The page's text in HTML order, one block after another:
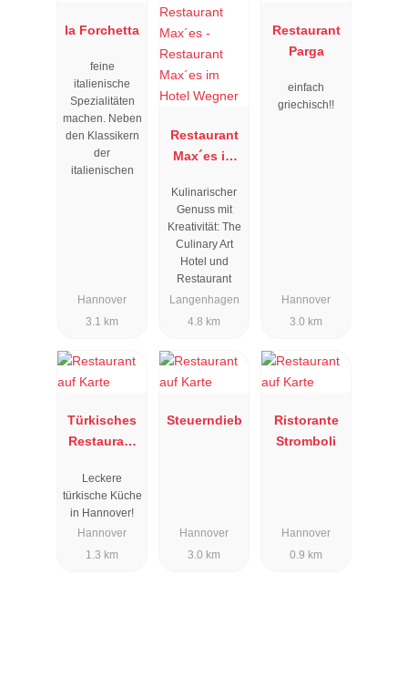
la Forchetta
feine
italienische
Spezialitäten
machen. Neben
den Klassikern
der
italienischen
Hannover
3.1 km
Restaurant
Max´es im
Wegner
Kulinarischer
Genuss mit
Kreativität: The
Culinary Art
Hotel und
Restaurant
Langenhagen
4.8 km
Restaurant
Parga
einfach
griechisch!!
Hannover
3.0 km
Türkisches
Restaurant
Leckere
türkische Küche
in Hannover!
Hannover
1.3 km
Steuerndieb
Hannover
3.0 km
Ristorante
Stromboli
Hannover
0.9 km